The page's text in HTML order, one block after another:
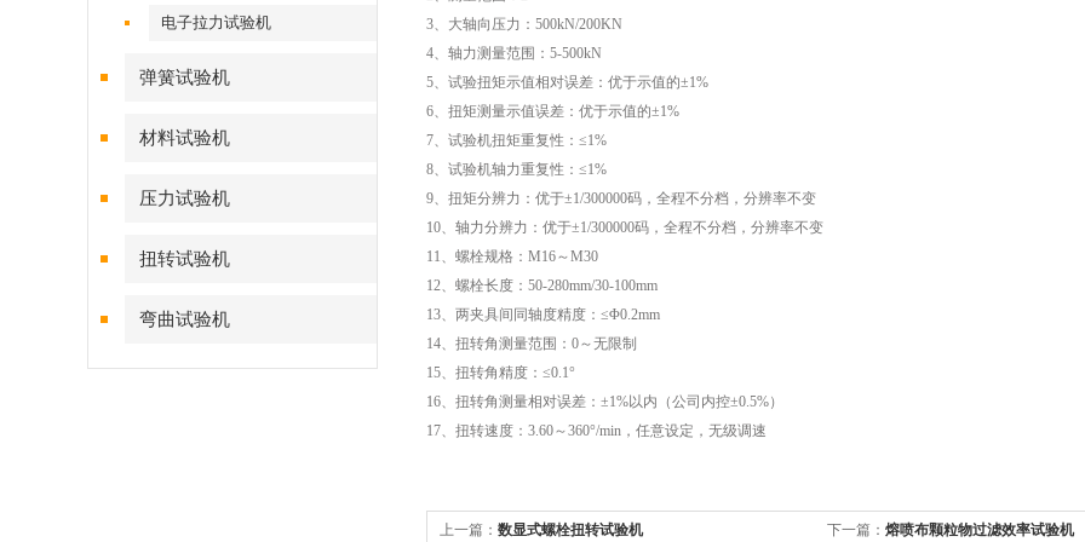
电子拉力试验机
弹簧试验机
材料试验机
压力试验机
扭转试验机
弯曲试验机
3、大轴向压力：500kN/200KN
4、轴力测量范围：5-500kN
5、试验扭矩示值相对误差：优于示值的±1%
6、扭矩测量示值误差：优于示值的±1%
7、试验机扭矩重复性：≤1%
8、试验机轴力重复性：≤1%
9、扭矩分辨力：优于±1/300000码，全程不分档，分辨率不变
10、轴力分辨力：优于±1/300000码，全程不分档，分辨率不变
11、螺栓规格：M16～M30
12、螺栓长度：50-280mm/30-100mm
13、两夹具间同轴度精度：≤Φ0.2mm
14、扭转角测量范围：0～无限制
15、扭转角精度：≤0.1°
16、扭转角测量相对误差：±1%以内（公司内控±0.5%）
17、扭转速度：3.60～360°/min，任意设定，无级调速
上一篇： 数显式螺栓扭转试验机 下一篇： 熔喷布颗粒物过滤效率试验机